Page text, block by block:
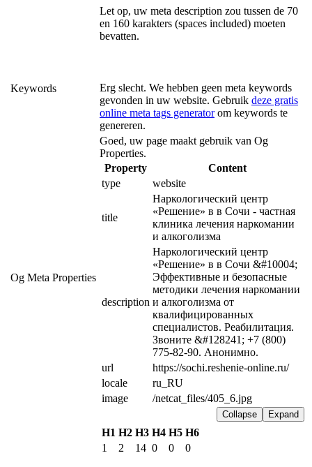
Let op, uw meta description zou tussen de 70
en 160 karakters (spaces included) moeten
bevatten.
Keywords
Erg slecht. We hebben geen meta keywords
gevonden in uw website. Gebruik deze gratis
online meta tags generatorom keywords te
genereren.
Og Meta Properties
Goed, uw page maakt gebruik van Og
Properties.
Property
Content
type
website
title
Наркологический центр
«Решение» в в Сочи - частная
клиника лечения наркомании
и алкоголизма
description
Наркологический центр
«Решение» в в Сочи &#10004;
Эффективные и безопасные
методики лечения наркомании
и алкоголизма от
квалифицированных
специалистов. Реабилитация.
Звоните &#128241; +7 (800)
775-82-90. Анонимно.
url
https://sochi.reshenie-online.ru/
locale
ru_RU
image
/netcat_files/405_6.jpg
Expand
Collapse
H1 H2 H3 H4 H5 H6
1
2 14 0 0 0